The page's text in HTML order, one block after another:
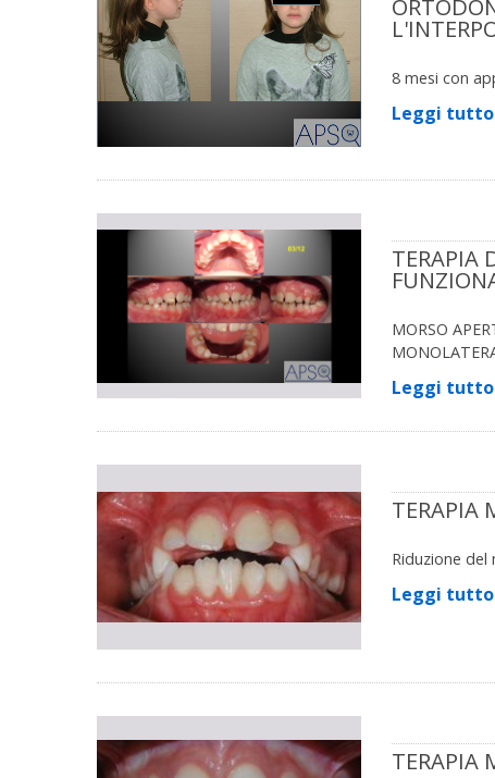
8 mesi con
Leggi tutto
TERAPIA
MORSO
Leggi tutto
TERAPIA
Riduzione
Leggi tutto
TERAPIA